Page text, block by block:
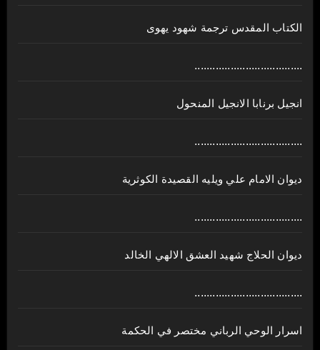
الكتاب المقدس ترجمة شهود يهوى
....................................
انجيل برنابا الانجيل المنحول
....................................
ديوان الامام علي ويليه القصيدة الكوثرية
....................................
ديوان الحلاج شهيد العشق الالهي الخالد
....................................
اسرار الوحي الرباني مختصر في الحكمة